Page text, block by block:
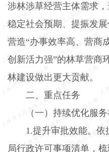
涉林涉草经营主体需求
稳定社会预期、提振发
营造“办事效率高、营商
创新活力强”的林草营商
林建设做出更大贡献。
二、重点任务
（一）持续优化服
1.提升审批效能。依
局行政许可事项清单，